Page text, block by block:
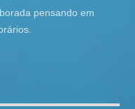
pensando em